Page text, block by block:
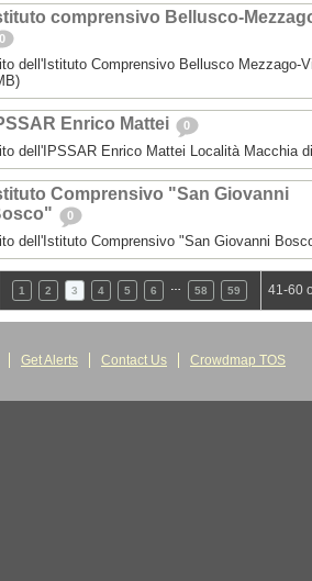
comprensivo Bellusco-
0
dell'Istituto Comprensivo Bellusco Mezzago-
Enrico Mattei 0
dell'IPSSAR Enrico Mattei Località Macchia
Comprensivo "San Giovanni
0
dell'Istituto Comprensivo "San Giovanni
1 2 3 4 5 6 58 59 41-60
Get Alerts Contact Us Crowdmap TOS